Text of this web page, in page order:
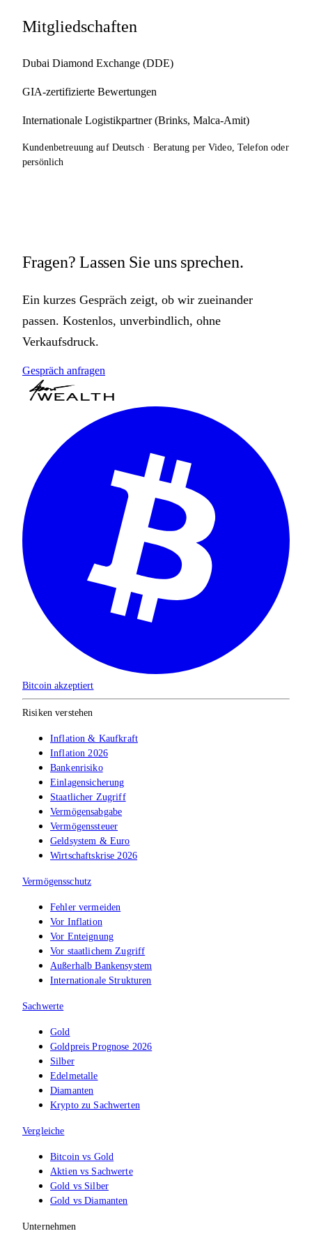
Mitgliedschaften
Dubai Diamond Exchange (DDE)
GIA-zertifizierte Bewertungen
Internationale Logistikpartner (Brinks, Malca-Amit)
Kundenbetreuung auf Deutsch · Beratung per Video, Telefon oder
persönlich
Fragen? Lassen Sie uns sprechen.
Ein kurzes Gespräch zeigt, ob wir zueinander
passen. Kostenlos, unverbindlich, ohne
Verkaufsdruck.
Gespräch anfragen
Bitcoin akzeptiert
Risiken verstehen
Inflation & Kaufkraft
Inflation 2026
Bankenrisiko
Einlagensicherung
Staatlicher Zugriff
Vermögensabgabe
Vermögenssteuer
Geldsystem & Euro
Wirtschaftskrise 2026
Vermögensschutz
Fehler vermeiden
Vor Inflation
Vor Enteignung
Vor staatlichem Zugriff
Außerhalb Bankensystem
Internationale Strukturen
Sachwerte
Gold
Goldpreis Prognose 2026
Silber
Edelmetalle
Diamanten
Krypto zu Sachwerten
Vergleiche
Bitcoin vs Gold
Aktien vs Sachwerte
Gold vs Silber
Gold vs Diamanten
Unternehmen